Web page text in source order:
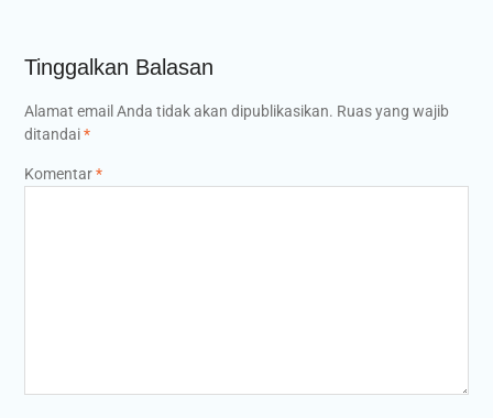
Tinggalkan Balasan
Alamat email Anda tidak akan dipublikasikan. Ruas yang wajib
ditandai*
Komentar*